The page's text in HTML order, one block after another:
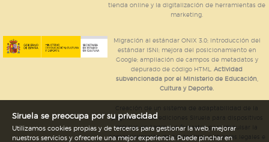
tienda online y la digitalización de herramientas de
marketing.
Migración al estándar ONIX 3.0; introducción del
estándar ISNI; mejora del posicionamiento en
Google; ampliación de campos de metadatos y
depurado de código HTML.Actividad
subvencionada por el Ministerio de Educación,
Cultura y Deporte.
página web de ediciones Siruela para dispositivos
móviles en todos sus formatos para impulsar la
comercialización de contenidos culturales legales e
Siruela se preocupa por su privacidad
Utilizamos cookies propias y de terceros para gestionar la web, mejorar
nuestros servicios y ofrecerle una mejor experiencia. Puede pinchar en